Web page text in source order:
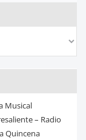
Musical
– Radio
Quincena